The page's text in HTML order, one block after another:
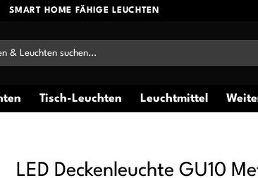
SMART HOME FÄHIGE LEUCHTEN
Tisch-Leuchten Leuchtmittel
LED Deckenleuchte GU10